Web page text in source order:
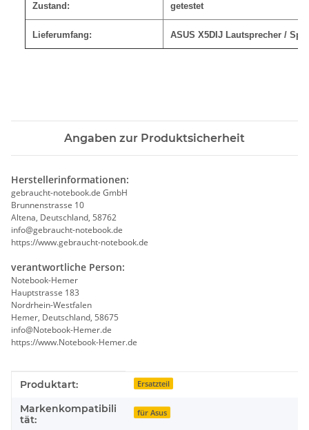
Zustand: getestet
Lieferumfang: ASUS X5DIJ Lautsprecher /
Angaben zur Produktsicherheit
Herstellerinformationen:
gebraucht-notebook.de GmbH
Brunnenstrasse 10
Altena, Deutschland, 58762
info@gebraucht-notebook.de
https://www.gebraucht-notebook.de
verantwortliche Person:
Notebook-Hemer
Hauptstrasse 183
Nordrhein-Westfalen
Hemer, Deutschland, 58675
info@Notebook-Hemer.de
https://www.Notebook-Hemer.de
Produkteigenschaft
Wert
Produktart: Ersatzteil
Markenkompatibili
tät:
für Asus